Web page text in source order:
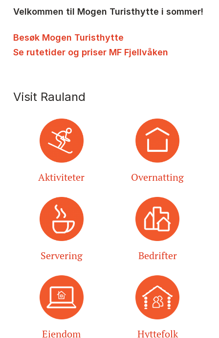
Velkommen til Mogen Turisthytte i sommer!
Besøk Mogen Turisthytte
Se rutetider og priser MF Fjellvåken
Visit Rauland
Aktiviteter Overnatting
Servering Bedrifter
Eiendom Hyttefolk